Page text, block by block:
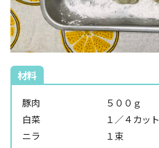
材料
豚肉 ５００ｇ
白菜 １／４カット
ニラ １束